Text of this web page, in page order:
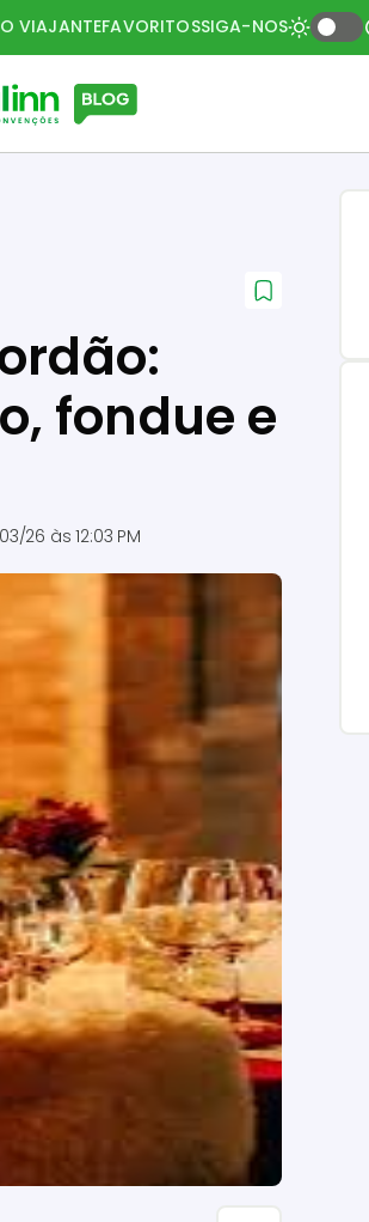
VIAJANTEFAVORITOSSIGA-NOS
fondue e
26 às 12:03 PM